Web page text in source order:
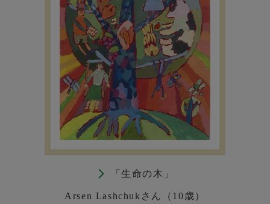
「生命の木」
Arsen Lashchukさん（10歳）